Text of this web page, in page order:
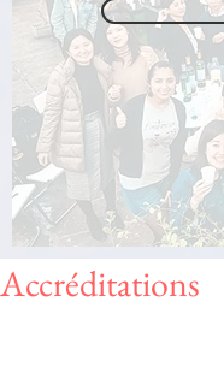
Accréditations